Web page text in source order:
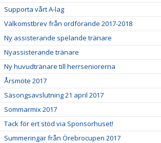
Supporta vårt A-lag
Välkomstbrev från ordförande 2017-2018
Ny assisterande spelande tränare
Nyassisterande tränare
Ny huvudtränare till herrseniorerna
Årsmöte 2017
Säsongsavslutning 21 april 2017
Sommarmix 2017
Tack för ert stöd via Sponsorhuset!
Summeringar från Örebrocupen 2017